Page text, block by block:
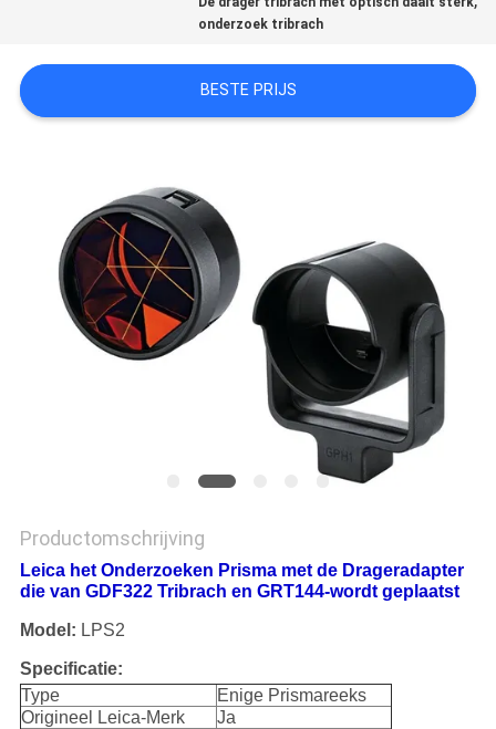
PRIVACY
onderzoek tribrach
BESTE PRIJS
Productomschrijving
Leica het Onderzoeken Prisma met de Drageradapter
die van GDF322 Tribrach en GRT144-wordt geplaatst
Model: LPS2
Specificatie:
Type
Enige Prismareeks
Origineel Leica-Merk
Ja